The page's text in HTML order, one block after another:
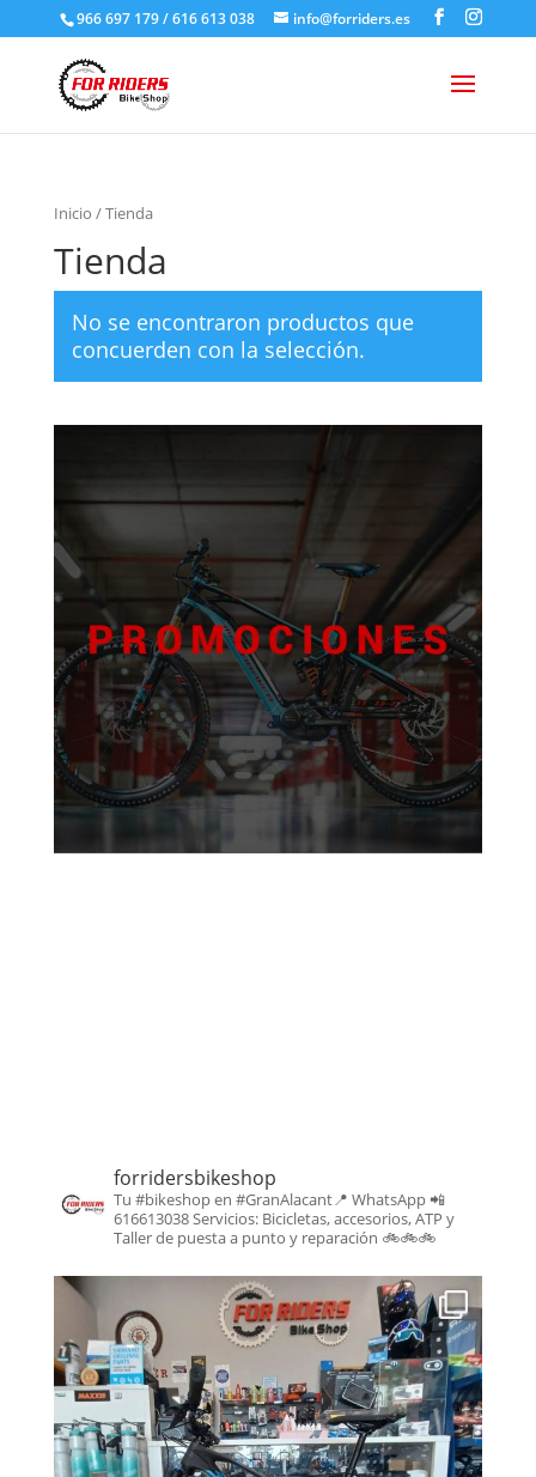
966 697 179 / 616 613 038 info@forriders.es
Inicio / Tienda
Tienda
No se encontraron productos que
concuerden con la selección.
forridersbikeshop
Tu #bikeshop en #GranAlacant📍 WhatsApp 📲
616613038Servicios: Bicicletas, accesorios, ATP y
Taller de puesta a punto y reparación 🚲🚲🚲